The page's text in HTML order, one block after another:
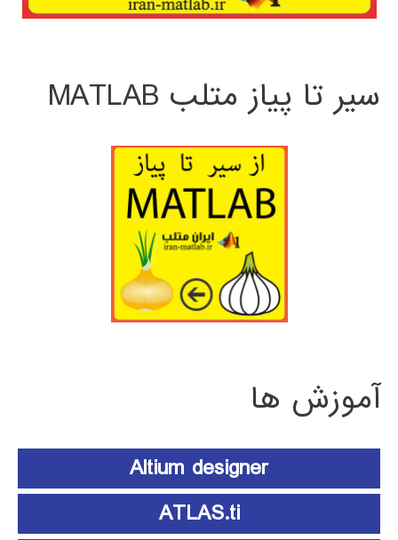
سیر تا پیاز متلب MATLAB
آموزش ها
Altium designer
ATLAS.ti